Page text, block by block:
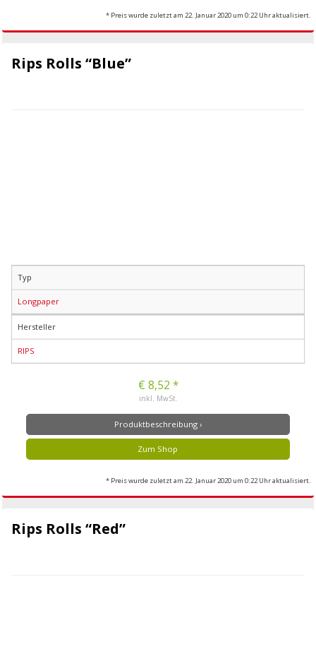
* Preis wurde zuletzt am 22. Januar 2020 um 0:22 Uhr aktualisiert.
Rips Rolls “Blue”
Typ
Longpaper
Hersteller
RIPS
€ 8,52 *
inkl. MwSt.
Produktbeschreibung ›
Zum Shop
* Preis wurde zuletzt am 22. Januar 2020 um 0:22 Uhr aktualisiert.
Rips Rolls “Red”